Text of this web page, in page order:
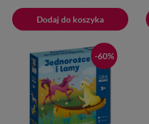
podstawowa
Dodaj do koszyka
Dodano do koszyka
-60%